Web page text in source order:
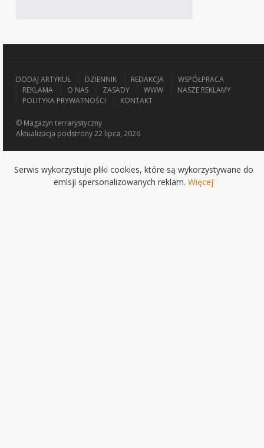
DODAJ ARTYKUŁ DZIENNIK REDAKCJA
WSPÓŁPRACA
REKLAMA
O NAS ZASADY WWW
NASZE REKLAMY
POLITYKA PRYWATNOŚCI
KONTAKT
© Magazyn terrarystyczny
Aktualizacja podstrony 22 lipca, 2026
Serwis wykorzystuje pliki cookies, które są wykorzystywane do
emisji spersonalizowanych reklam. Więcej